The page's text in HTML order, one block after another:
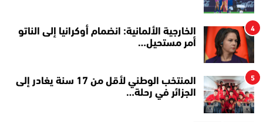
4
الخارجية الألمانية: انضمام أوكرانيا إلى الناتو
أمر مستحيل…
5
المنتخب الوطني لأقل من 17 سنة يغادر إلى
الجزائر في رحلة…